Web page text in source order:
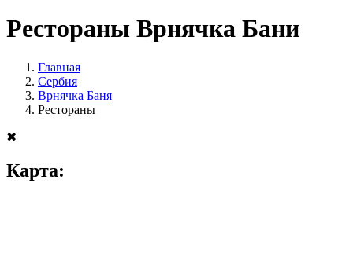
Рестораны Врнячка Бани
Главная
Сербия
Врнячка Баня
Рестораны
✖
Карта: